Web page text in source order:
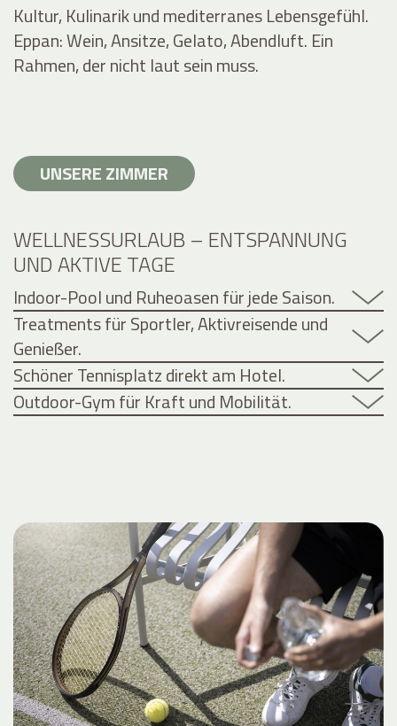
Kultur, Kulinarik und mediterranes Lebensgefühl.
Eppan: Wein, Ansitze, Gelato, Abendluft. Ein
Rahmen, der nicht laut sein muss.
UNSERE ZIMMER
WELLNESSURLAUB – ENTSPANNUNG
UND AKTIVE TAGE
Indoor-Pool und Ruheoasen für jede Saison.
Treatments für Sportler, Aktivreisende und
Genießer.
Schöner Tennisplatz direkt am Hotel.
Outdoor-Gym für Kraft und Mobilität.